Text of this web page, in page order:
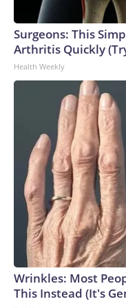
Surgeons: This
Arthritis Quickly
Health Weekly
Wrinkles: Most
This Instead (It's